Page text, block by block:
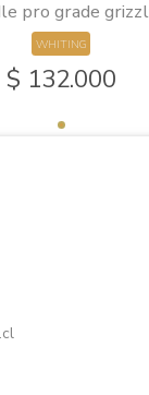
pro grade
WHITING
$ 132.000